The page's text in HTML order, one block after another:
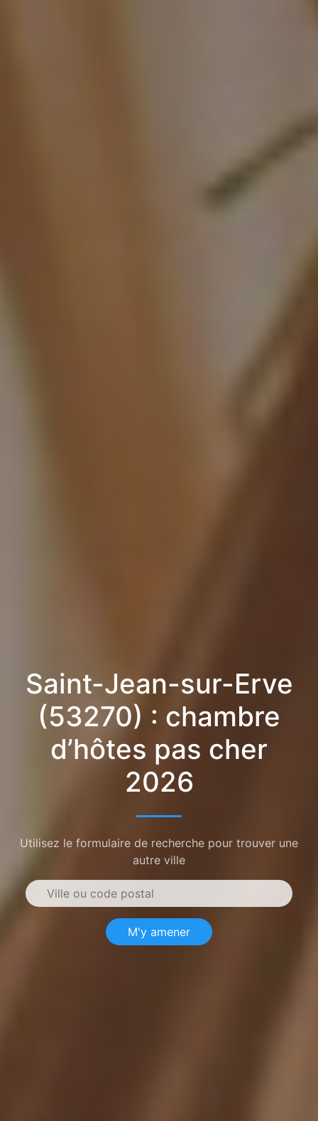
Saint-Jean-sur-Erve
(53270) : chambre
d’hôtes pas cher
2026
Utilisez le formulaire de recherche pour trouver une
autre ville
M'y amener